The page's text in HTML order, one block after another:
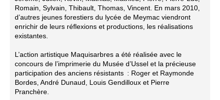
Romain, Sylvain, Thibault, Thomas, Vincent. En mars 2010,
d’autres jeunes forestiers du lycée de Meymac viendront
enrichir de leurs réflexions et productions, les réalisations
existantes.
L’action artistique Maquisarbres a été réalisée avec le
concours de l’imprimerie du Musée d’Ussel et la précieuse
participation des anciens résistants : Roger et Raymonde
Bordes, André Dunaud, Louis Gendilloux et Pierre
Pranchère.